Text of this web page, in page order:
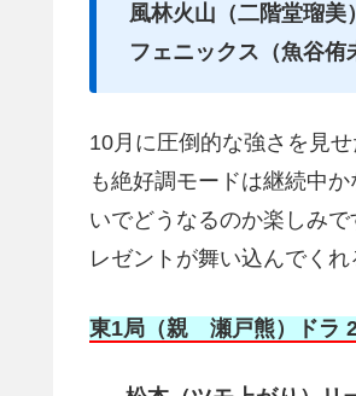
風林火山（二階堂瑠
フェニックス（魚谷侑
10月に圧倒的な強さを見
も絶好調モードは継続中
いでどうなるのか楽しみ
レゼントが舞い込んでく
東1局（親 瀬戸熊）ドラ